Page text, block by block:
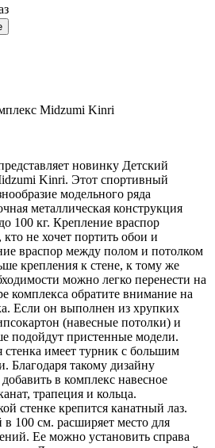
Midzumi Kinri
новинку Детский
Kinri. Этот спортивный
модельного ряда
металлическая конструкция
100 кг. Крепление враспор
не хочет портить обои и
враспор между полом и потолком
крепления к стене, к тому же
можно легко перенести на
комплекса обратите внимание на
Если он выполнен из хрупких
(навесные потолки) и
подойдут пристенные модели.
стенка имеет турник с большим
Благодаря такому дизайну
в комплекс навесное
трапеция и кольца.
стенке крепится канатный лаз.
100 см. расширяет место для
Ее можно установить справа